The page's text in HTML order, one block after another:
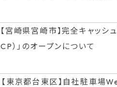
【宮崎県宮崎市】完全キャッシ
CP）」のオープンについて
【東京都台東区】自社駐車場